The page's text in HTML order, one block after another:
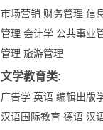
市场营销 财务管理 信
管理 会计学 公共事业
管理 旅游管理
文学教育类:
广告学 英语 编辑出版
汉语国际教育 德语 汉